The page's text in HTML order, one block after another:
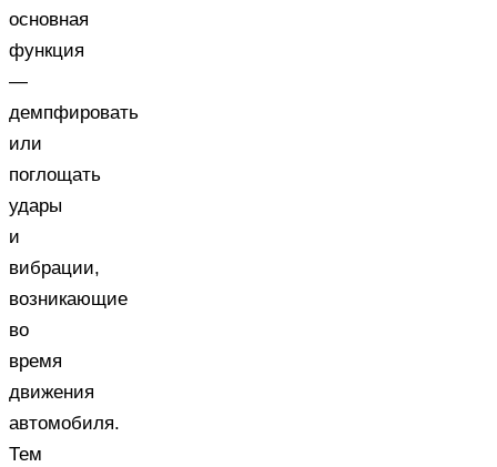
основная
функция
—
демпфировать
или
поглощать
удары
и
вибрации,
возникающие
во
время
движения
автомобиля.
Тем